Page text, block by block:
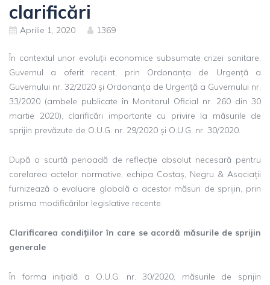
clarificări
Aprilie 1, 2020 1369
În contextul unor evoluții economice subsumate crizei sanitare,
Guvernul a oferit recent, prin Ordonanța de Urgență a
Guvernului nr. 32/2020 și Ordonanța de Urgență a Guvernului nr.
33/2020 (ambele publicate în Monitorul Oficial nr. 260 din 30
martie 2020), clarificări importante cu privire la măsurile de
sprijin prevăzute de O.U.G. nr. 29/2020 și O.U.G. nr. 30/2020.
După o scurtă perioadă de reflecție absolut necesară pentru
corelarea actelor normative, echipa Costaș, Negru & Asociații
furnizează o evaluare globală a acestor măsuri de sprijin, prin
prisma modificărilor legislative recente.
Clarificarea condițiilor în care se acordă măsurile de sprijin
generale
În forma inițială a O.U.G. nr. 30/2020, măsurile de sprijin